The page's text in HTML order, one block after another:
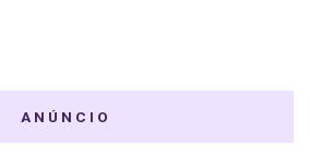
ANÚNCIO